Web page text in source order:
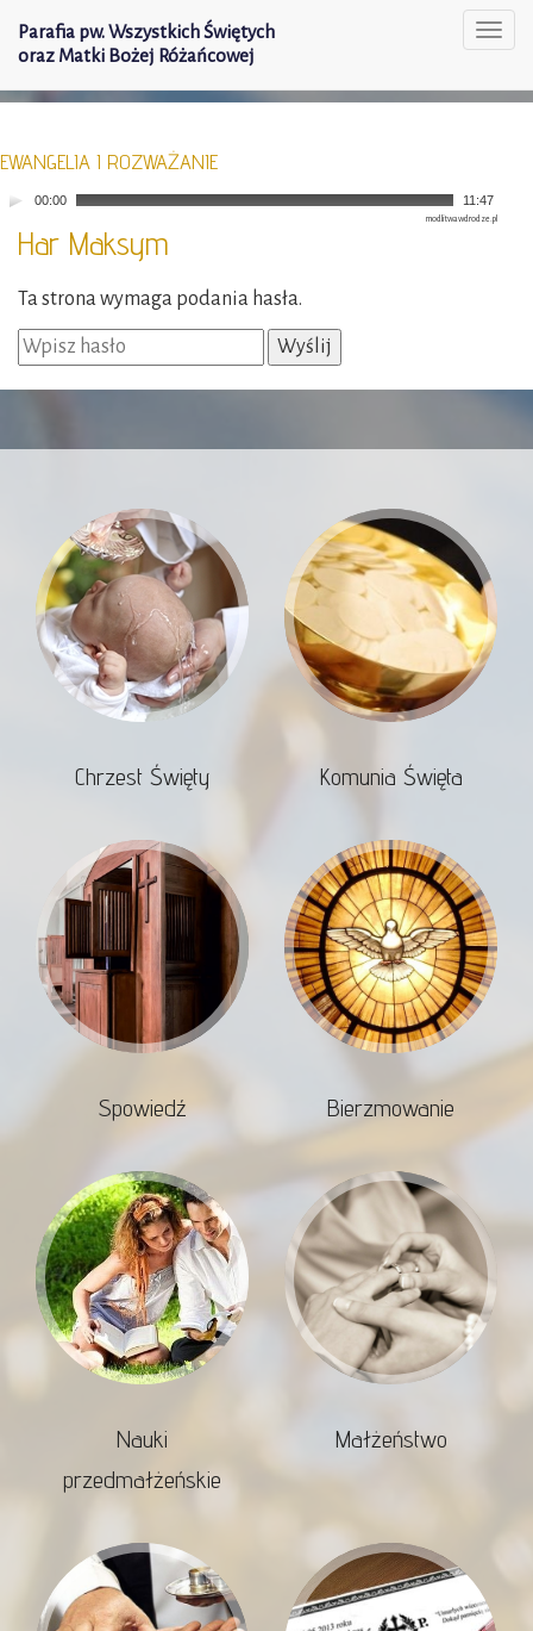
Parafia pw. Wszystkich Świętych
oraz Matki Bożej Różańcowej
EWANGELIA I ROZWAŻANIE
00:00 11:47
modlitwawdrodze.pl
Har Maksym
Ta strona wymaga podania hasła.
Chrzest Święty Komunia Święta
Spowiedź Bierzmowanie
Nauki
przedmałżeńskie
Małżeństwo